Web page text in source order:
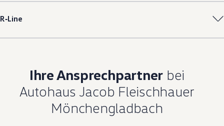
R‑Line
Ihre Ansprechpartner bei
Autohaus Jacob Fleischhauer
Mönchengladbach